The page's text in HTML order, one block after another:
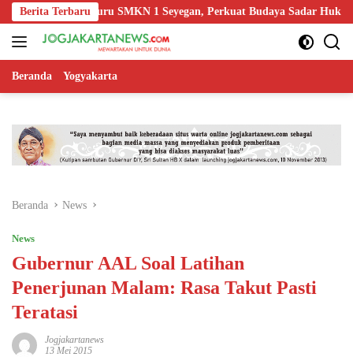
Langsung
ke
konten
Berita Terbaru
Guru SMKN 1 Seyegan, Perkuat Budaya Sadar Hukum di
Beranda Yogyakarta
Beranda News
News
Gubernur AAL Soal Latihan
Penerjunan Malam: Rasa Takut Pasti
Teratasi
Jogjakartanews
13 Mei 2015